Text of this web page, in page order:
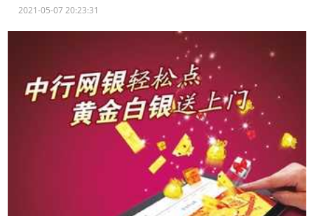
2021-05-07 20:23:31